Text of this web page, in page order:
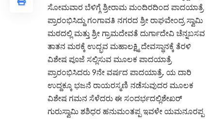
ಸೋಮವಾರ ಬೆಳಿಗ್ಗೆ ಶ್ರೀರಾಮ ಮಂದಿರದಿಂದ ಪಾದಯಾತ್ರೆ
ಪ್ರಾರಂಭಿಸಿದ್ದು ಗಂಗಾವತಿ ನಗರದ ಶ್ರೀ ರಾಘವೇಂದ್ರ ಸ್ವಾಮಿ
ಮಠದಲ್ಲಿ ಮತ್ತು ಶ್ರೀ ಗ್ರಾಮದೇವತೆ ದುರ್ಗಾದೇವಿ ಚೆನ್ನಬಸವ
ತಾತನ ಮಠಕ್ಕೆ ಉದ್ಭವ ಮಹಾಲಕ್ಷ್ಮಿ ದೇವಸ್ಥಾನಕ್ಕೆ ತೆರಳಿ
ವಿಶೇಷ ಪೂಜೆ ಸಲ್ಲಿಸುವ ಮೂಲಕ ಪಾದಯಾತ್ರೆ
ಪ್ರಾರಂಭಿಸಿದರು 9ನೇ ವರ್ಷದ ಪಾದಯಾತ್ರೆ. ಯ ದಾರಿ
ಉದ್ದಕ್ಕೂ ಭಜನೆ ರಾಯರಸ್ಮಣಿ ನಡೆಸುವುದರ ಮೂಲಕ
ವಿಶೇಷ ಗಮನ ಸೆಳೆದರು ಈ ಸಂದರ್ಭದಲ್ಲಿಶೇಖರ್
ಗುರುಸ್ವಾಮಿ ಶಶಿಧರ ಹನುಮಂತಪ್ಪ ಇವಳೇ ಯಮನೂರಪ್ಪ